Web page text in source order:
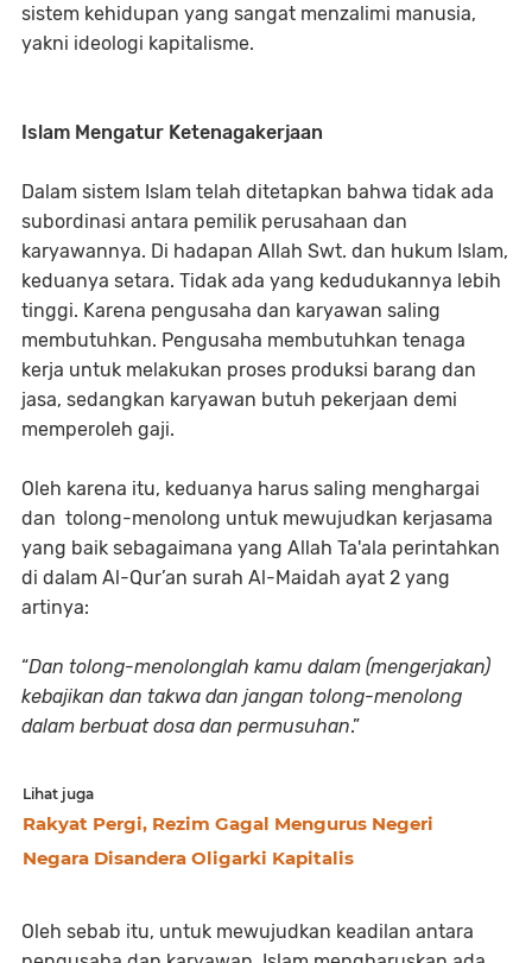
sistem kehidupan yang sangat menzalimi manusia,
yakni ideologi kapitalisme.
Islam Mengatur Ketenagakerjaan
Dalam sistem Islam telah ditetapkan bahwa tidak ada
subordinasi antara pemilik perusahaan dan
karyawannya. Di hadapan Allah Swt. dan hukum Islam,
keduanya setara. Tidak ada yang kedudukannya lebih
tinggi. Karena pengusaha dan karyawan saling
membutuhkan. Pengusaha membutuhkan tenaga
kerja untuk melakukan proses produksi barang dan
jasa, sedangkan karyawan butuh pekerjaan demi
memperoleh gaji.
Oleh karena itu, keduanya harus saling menghargai
dan tolong-menolong untuk mewujudkan kerjasama
yang baik sebagaimana yang Allah Ta'ala perintahkan
di dalam Al-Qur’an surah Al-Maidah ayat 2 yang
artinya:
“Dan tolong-menolonglah kamu dalam (mengerjakan)
kebajikan dan takwa dan jangan tolong-menolong
dalam berbuat dosa dan permusuhan.”
Lihat juga
Rakyat Pergi, Rezim Gagal Mengurus Negeri
Negara Disandera Oligarki Kapitalis
Oleh sebab itu, untuk mewujudkan keadilan antara